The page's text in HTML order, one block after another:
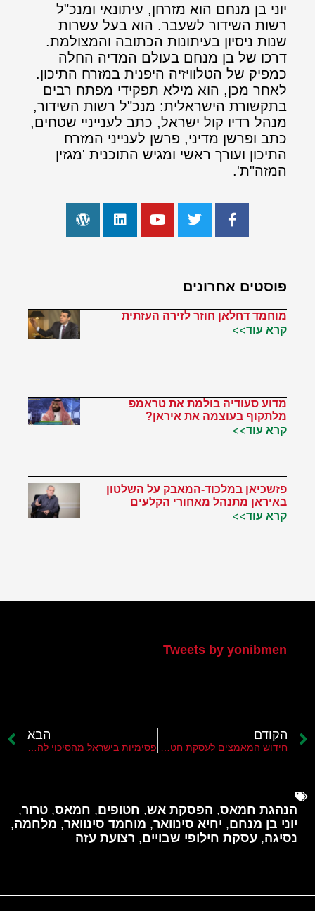
יוני בן מנחם הוא מזרחן, עיתונאי ומנכ"ל
רשות השידור לשעבר. הוא בעל עשרות
שנות ניסיון בעיתונות הכתובה והמצולמת.
דרכו של בן מנחם בעולם המדיה החלה
כמפיק של הטלוויזיה היפנית במזרח התיכון.
לאחר מכן, הוא מילא תפקידי מפתח רבים
בתקשורת הישראלית: מנכ"ל רשות השידור,
מנהל רדיו קול ישראל, כתב לענייניי שטחים,
כתב ופרשן מדיני, פרשן לענייני המזרח
התיכון ועורך ראשי ומגיש התוכנית 'מגזין
המזה"ת'.
פוסטים אחרונים
מוחמד דחלאן חוזר לזירה העזתית
קרא עוד>>
מדוע סעודיה בולמת את טראמפ
מלתקוף בעוצמה את איראן?
קרא עוד>>
פזשכיאן במלכוד-המאבק על השלטון
באיראן מתנהל מאחורי הקלעים
קרא עוד>>
Tweets by yonibmen
הקודם הבא
הנהגת חמאס, הפסקת אש, חטופים, חמאס, טרור,
יוני בן מנחם, יחיא סינוואר, מוחמד סינוואר, מלחמה,
נסיגה, עסקת חילופי שבויים, רצועת עזה